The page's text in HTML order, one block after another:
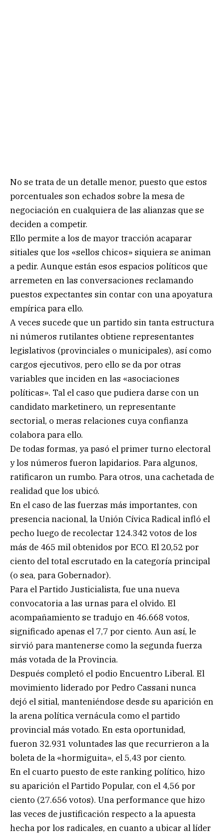
No se trata de un detalle menor, puesto que estos
porcentuales son echados sobre la mesa de
negociación en cualquiera de las alianzas que se
deciden a competir.
Ello permite a los de mayor tracción acaparar
sitiales que los «sellos chicos» siquiera se animan
a pedir. Aunque están esos espacios políticos que
arremeten en las conversaciones reclamando
puestos expectantes sin contar con una apoyatura
empírica para ello.
A veces sucede que un partido sin tanta estructura
ni números rutilantes obtiene representantes
legislativos (provinciales o municipales), así como
cargos ejecutivos, pero ello se da por otras
variables que inciden en las «asociaciones
políticas». Tal el caso que pudiera darse con un
candidato marketinero, un representante
sectorial, o meras relaciones cuya confianza
colabora para ello.
De todas formas, ya pasó el primer turno electoral
y los números fueron lapidarios. Para algunos,
ratificaron un rumbo. Para otros, una cachetada de
realidad que los ubicó.
En el caso de las fuerzas más importantes, con
presencia nacional, la Unión Cívica Radical infló el
pecho luego de recolectar 124.342 votos de los
más de 465 mil obtenidos por ECO. El 20,52 por
ciento del total escrutado en la categoría principal
(o sea, para Gobernador).
Para el Partido Justicialista, fue una nueva
convocatoria a las urnas para el olvido. El
acompañamiento se tradujo en 46.668 votos,
significado apenas el 7,7 por ciento. Aun así, le
sirvió para mantenerse como la segunda fuerza
más votada de la Provincia.
Después completó el podio Encuentro Liberal. El
movimiento liderado por Pedro Cassani nunca
dejó el sitial, manteniéndose desde su aparición en
la arena política vernácula como el partido
provincial más votado. En esta oportunidad,
fueron 32.931 voluntades las que recurrieron a la
boleta de la «hormiguita», el 5,43 por ciento.
En el cuarto puesto de este ranking político, hizo
su aparición el Partido Popular, con el 4,56 por
ciento (27.656 votos). Una performance que hizo
las veces de justificación respecto a la apuesta
hecha por los radicales, en cuanto a ubicar al líder